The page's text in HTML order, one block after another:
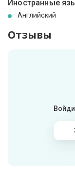
Иностранные
Английский
Отзывы